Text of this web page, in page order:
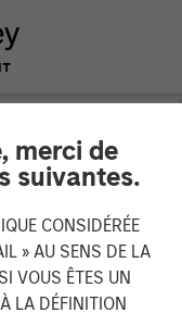
merci de
suivantes.
CONSIDÉRÉE
» AU SENS DE LA
VOUS ÊTES UN
LA DÉFINITION
to